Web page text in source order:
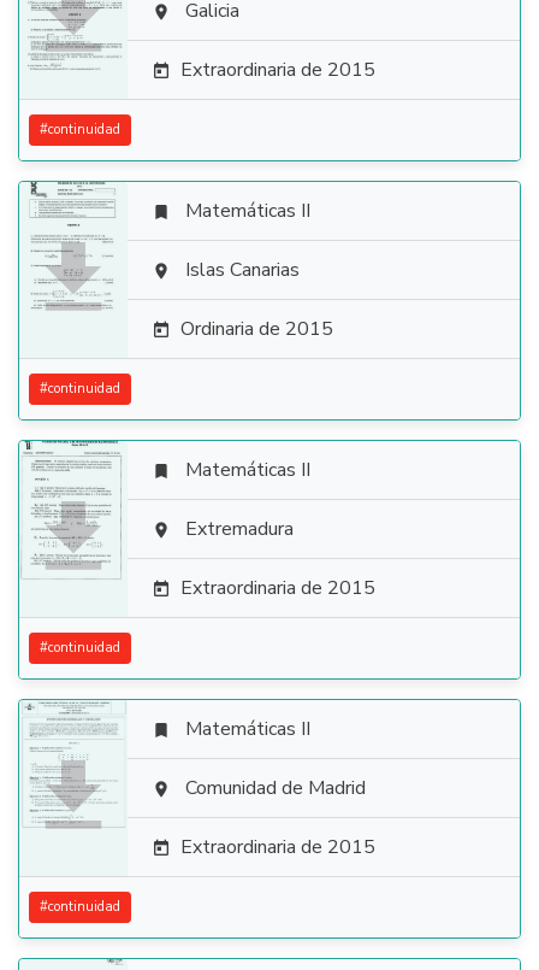
  Galicia
 Extraordinaria de 2015
#continuidad

 Matemáticas II
 Islas Canarias
 Ordinaria de 2015
#continuidad

 Matemáticas II
 Extremadura
 Extraordinaria de 2015
#continuidad

 Matemáticas II
 Comunidad de Madrid
 Extraordinaria de 2015
#continuidad